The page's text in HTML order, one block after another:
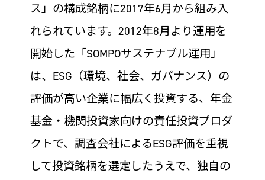
ス」の構成銘柄に2017年6月から組み入
れられています。2012年8月より運用を
開始した「SOMPOサステナブル運用」
は、ESG（環境、社会、ガバナンス）の
評価が高い企業に幅広く投資する、年金
基金・機関投資家向けの責任投資プロダ
クトで、調査会社によるESG評価を重視
して投資銘柄を選定したうえで、独自の